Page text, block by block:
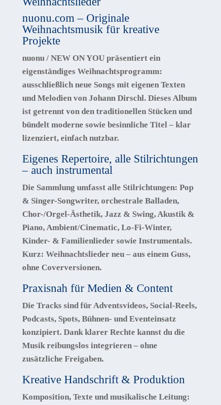
nuonu.com – Originale
Weihnachtsmusik für kreative
Projekte
nuonu / NEW ON YOUpräsentiert ein
eigenständiges Weihnachtsprogramm:
ausschließlich neue Songs mit eigenen Texten
und Melodien von Johann Dirschl. Dieses Album
ist getrennt von den traditionellen Stücken und
bündelt moderne sowie besinnliche Titel – klar
lizenziert, einfach nutzbar.
Eigenes Repertoire, alle Stilrichtungen
– auch instrumental
Die Sammlung umfasst alle Stilrichtungen: Pop
& Singer-Songwriter, orchestrale Balladen,
Chor-/Orgel-Ästhetik, Jazz & Swing, Akustik &
Piano, Ambient/Cinematic, Lo-Fi-Winter,
Kinder- & Familienlieder sowie Instrumentals.
Kurz: Weihnachtslieder neu– aus einem Guss,
ohne Coverversionen.
Praxisnah für Medien & Content
Die Tracks sind für Adventsvideos, Social-Reels,
Podcasts, Spots, Bühnen- und Eventeinsatz
konzipiert. Dank klarer Rechte kannst du die
Musik reibungslos integrieren – ohne
zusätzliche Freigaben.
Kreative Handschrift & Produktion
Komposition, Texte und musikalische Leitung: